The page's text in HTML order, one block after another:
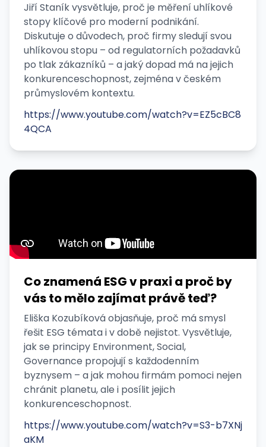
Jiří Staník vysvětluje, proč je měření uhlíkové
stopy klíčové pro moderní podnikání.
Diskutuje o důvodech, proč firmy sledují svou
uhlíkovou stopu – od regulatorních požadavků
po tlak zákazníků – a jaký dopad má na jejich
konkurenceschopnost, zejména v českém
průmyslovém kontextu.
https://www.youtube.com/watch?v=EZ5cBC8
4QCA
Co znamená ESG v praxi a proč by
vás to mělo zajímat právě teď?
Eliška Kozubíková objasňuje, proč má smysl
řešit ESG témata i v době nejistot. Vysvětluje,
jak se principy Environment, Social,
Governance propojují s každodenním
byznysem – a jak mohou firmám pomoci nejen
chránit planetu, ale i posílit jejich
konkurenceschopnost.
https://www.youtube.com/watch?v=S3-b7XNj
aKM